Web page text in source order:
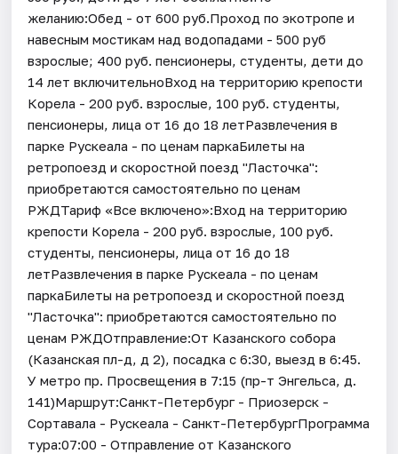
желанию:Обед - от 600 руб.Проход по экотропе и
навесным мостикам над водопадами - 500 руб
взрослые; 400 руб. пенсионеры, студенты, дети до
14 лет включительноВход на территорию крепости
Корела - 200 руб. взрослые, 100 руб. студенты,
пенсионеры, лица от 16 до 18 летРазвлечения в
парке Рускеала - по ценам паркаБилеты на
ретропоезд и скоростной поезд "Ласточка":
приобретаются самостоятельно по ценам
РЖДТариф «Все включено»:Вход на территорию
крепости Корела - 200 руб. взрослые, 100 руб.
студенты, пенсионеры, лица от 16 до 18
летРазвлечения в парке Рускеала - по ценам
паркаБилеты на ретропоезд и скоростной поезд
"Ласточка": приобретаются самостоятельно по
ценам РЖДОтправление:От Казанского собора
(Казанская пл-д, д 2), посадка с 6:30, выезд в 6:45.
У метро пр. Просвещения в 7:15 (пр-т Энгельса, д.
141)Маршрут:Санкт-Петербург - Приозерск -
Сортавала - Рускеала - Санкт-ПетербургПрограмма
тура:07:00 - Отправление от Казанского